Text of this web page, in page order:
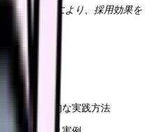
体的な施策により、採用効果を
要因と具体的な実践方法